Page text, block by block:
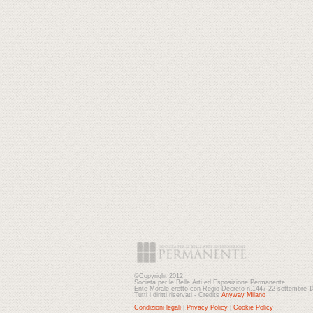
©Copyright 2012
Società per le Belle Arti ed Esposizione Permanente
Ente Morale eretto con Regio Decreto n.1447-22 settembre
Tutti i diritti riservati - Credits Anyway Milano
Condizioni legali
Privacy Policy Cookie Policy